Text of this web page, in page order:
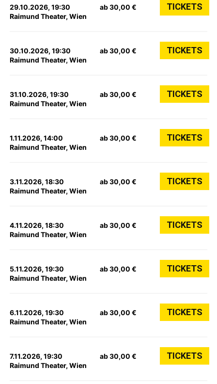
29.10.2026, 19:30
Raimund Theater, Wien
ab 30,00 € TICKETS
30.10.2026, 19:30
Raimund Theater, Wien
ab 30,00 € TICKETS
31.10.2026, 19:30
Raimund Theater, Wien
ab 30,00 € TICKETS
1.11.2026, 14:00
Raimund Theater, Wien
ab 30,00 € TICKETS
3.11.2026, 18:30
Raimund Theater, Wien
ab 30,00 € TICKETS
4.11.2026, 18:30
Raimund Theater, Wien
ab 30,00 € TICKETS
5.11.2026, 19:30
Raimund Theater, Wien
ab 30,00 € TICKETS
6.11.2026, 19:30
Raimund Theater, Wien
ab 30,00 € TICKETS
7.11.2026, 19:30
Raimund Theater, Wien
ab 30,00 € TICKETS